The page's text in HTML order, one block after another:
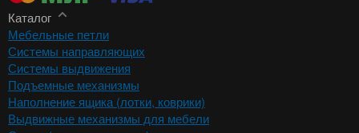
Каталог
Мебельные петли
Системы направляющих
Системы выдвижения
Подъемные механизмы
Наполнение ящика (лотки, коврики)
Выдвижные механизмы для мебели